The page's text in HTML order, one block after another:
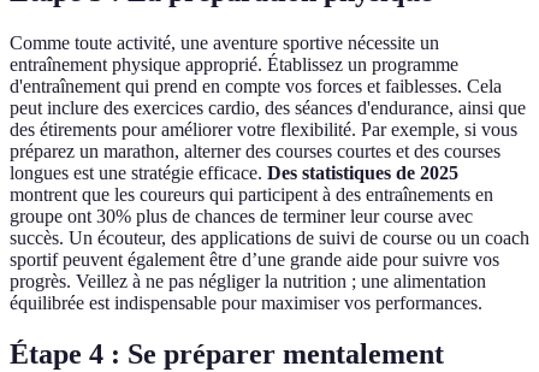
Comme toute activité, une aventure sportive nécessite un
entraînement physique approprié. Établissez un programme
d'entraînement qui prend en compte vos forces et faiblesses. Cela
peut inclure des exercices cardio, des séances d'endurance, ainsi que
des étirements pour améliorer votre flexibilité. Par exemple, si vous
préparez un marathon, alterner des courses courtes et des courses
longues est une stratégie efficace. Des statistiques de 2025
montrent que les coureurs qui participent à des entraînements en
groupe ont 30% plus de chances de terminer leur course avec
succès. Un écouteur, des applications de suivi de course ou un coach
sportif peuvent également être d’une grande aide pour suivre vos
progrès. Veillez à ne pas négliger la nutrition ; une alimentation
équilibrée est indispensable pour maximiser vos performances.
Étape 4 : Se préparer mentalement